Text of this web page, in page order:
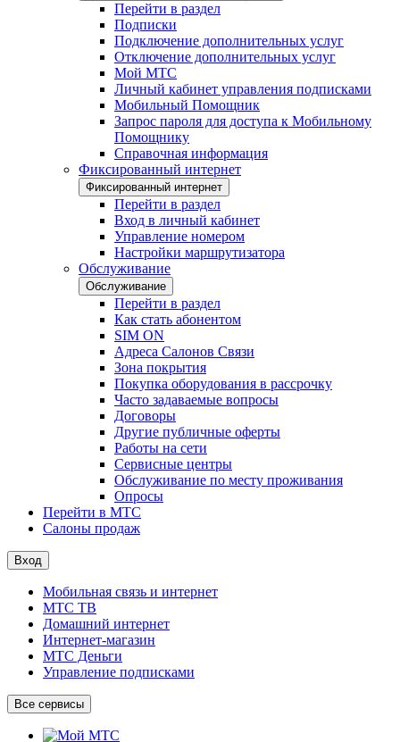
Перейти в раздел
Подписки
Подключение дополнительных услуг
Отключение дополнительных услуг
Мой МТС
Личный кабинет управления подписками
Мобильный Помощник
Запрос пароля для доступа к Мобильному
Помощнику
Справочная информация
Фиксированный интернет
Фиксированный интернет
Перейти в раздел
Вход в личный кабинет
Управление номером
Настройки маршрутизатора
Обслуживание
Обслуживание
Перейти в раздел
Как стать абонентом
SIM ON
Адреса Салонов Связи
Зона покрытия
Покупка оборудования в рассрочку
Часто задаваемые вопросы
Договоры
Другие публичные оферты
Работы на сети
Сервисные центры
Обслуживание по месту проживания
Опросы
Перейти в МТС
Салоны продаж
Вход
Мобильная связь и интернет
МТС ТВ
Домашний интернет
Интернет-магазин
МТС Деньги
Управление подписками
Все сервисы